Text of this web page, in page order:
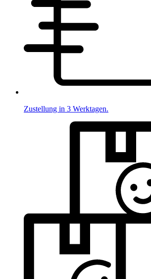
Zustellung in 3 Werktagen.